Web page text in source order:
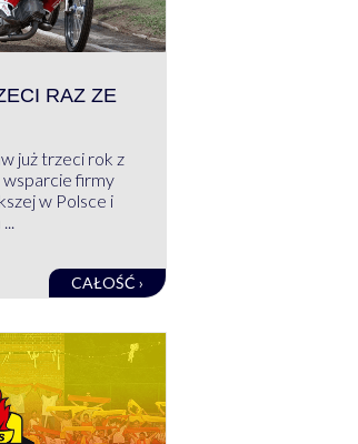
RAZ ZE
już trzeci rok z
wsparcie firmy
w Polsce i
CAŁOŚĆ ›